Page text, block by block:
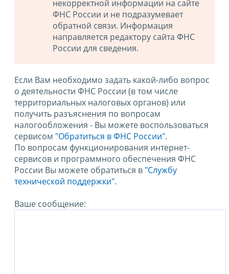
некорректной информации на сайте
ФНС России и не подразумевает
обратной связи. Информация
направляется редактору сайта ФНС
России для сведения.
Если Вам необходимо задать какой-либо вопрос
о деятельности ФНС России (в том числе
территориальных налоговых органов) или
получить разъяснения по вопросам
налогообложения - Вы можете воспользоваться
сервисом "Обратиться в ФНС России".
По вопросам функционирования интернет-
сервисов и программного обеспечения ФНС
России Вы можете обратиться в "Службу
технической поддержки".
Ваше сообщение: